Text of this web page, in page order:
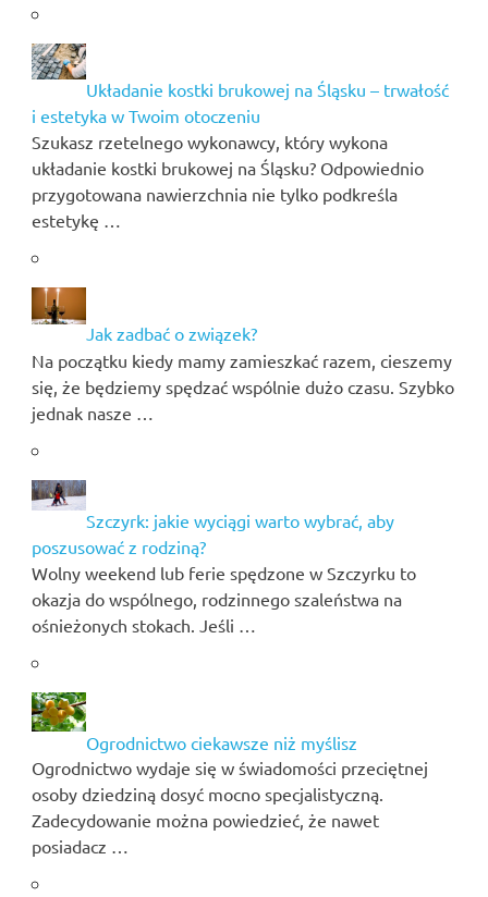
Układanie kostki brukowej na Śląsku – trwałość
i estetyka w Twoim otoczeniu
Szukasz rzetelnego wykonawcy, który wykona
układanie kostki brukowej na Śląsku? Odpowiednio
przygotowana nawierzchnia nie tylko podkreśla
estetykę …
Jak zadbać o związek?
Na początku kiedy mamy zamieszkać razem, cieszemy
się, że będziemy spędzać wspólnie dużo czasu. Szybko
jednak nasze …
Szczyrk: jakie wyciągi warto wybrać, aby
poszusować z rodziną?
Wolny weekend lub ferie spędzone w Szczyrku to
okazja do wspólnego, rodzinnego szaleństwa na
ośnieżonych stokach. Jeśli …
Ogrodnictwo ciekawsze niż myślisz
Ogrodnictwo wydaje się w świadomości przeciętnej
osoby dziedziną dosyć mocno specjalistyczną.
Zadecydowanie można powiedzieć, że nawet
posiadacz …